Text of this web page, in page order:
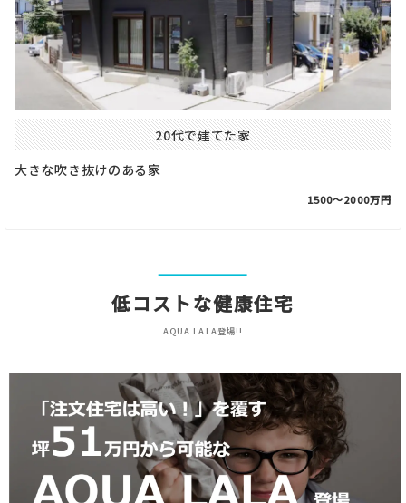
20代で建てた家
大きな吹き抜けのある家
1500〜2000万円
低コストな健康住宅
AQUA LALA登場!!